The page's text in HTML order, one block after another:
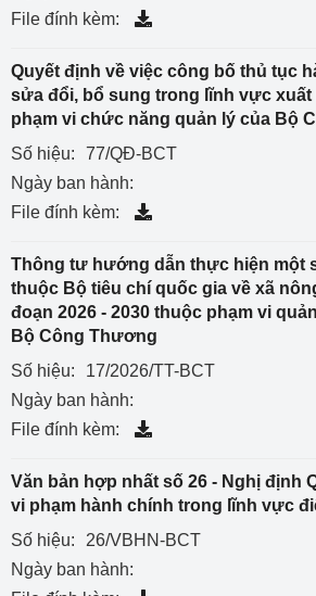
File đính kèm:
Quyết định về việc công bố thủ tục
sửa đổi, bổ sung trong lĩnh vực
phạm vi chức năng quản lý của Bộ
Số hiệu:
77/QĐ-BCT
Ngày ban hành:
File đính kèm:
Thông tư hướng dẫn thực hiện một
thuộc Bộ tiêu chí quốc gia về xã
đoạn 2026 - 2030 thuộc phạm vi
Bộ Công Thương
Số hiệu:
17/2026/TT-BCT
Ngày ban hành:
File đính kèm:
Văn bản hợp nhất số 26 - Nghị định
vi phạm hành chính trong lĩnh vực
Số hiệu:
26/VBHN-BCT
Ngày ban hành: